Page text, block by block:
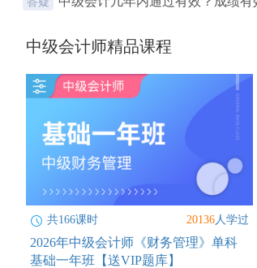
中级会计师精品课程
共166课时 20136人学过
2026年中级会计师《财务管理》单科
基础一年班【送VIP题库】